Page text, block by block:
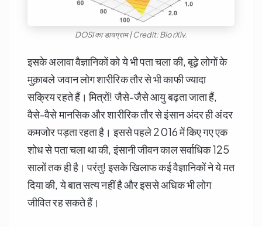
DOSI का डायग्राम | Credit: BiorXiv.
इसके अलावा वैज्ञानिकों को ये भी पता चला की, बूढ़े लोगों के
मुक़ाबले जवान लोग शारीरिक तौर से भी काफी ज्यादा
सक्रिय रहते हैं। मित्रों! जैसे-जैसे आयु बढ़ता जाता हैं,
वैसे-वैसे मानसिक और शारीरिक तौर से इंसान अंदर ही अंदर
कमजोर पड़ता रहता है। इससे पहले 2016 में किए गए एक
शोध से पता चला था की, इंसानी जीवन काल सर्वाधिक 125
सालों तक ही है। परंतु! इसके खिलाफ कई वैज्ञानिकों ने ये मत
दिया की, ये बात सत्य नहीं है और इससे अधिक भी लोग
जीवित रह सकते हैं।